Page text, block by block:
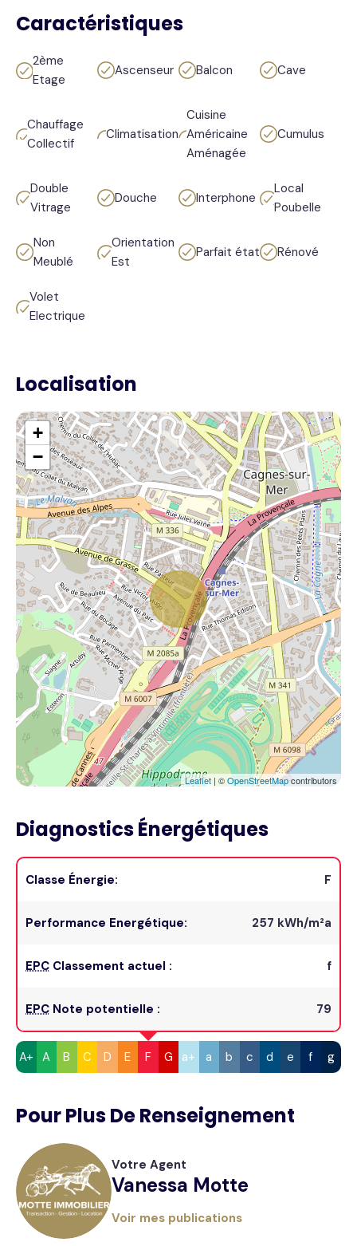
Caractéristiques
2ème
Etage
Ascenseur Balcon Cave
Chauffage
Collectif
Climatisation
Cuisine
Américaine
Aménagée
Cumulus
Double
Vitrage
Douche Interphone
Local
Poubelle
Non
Meublé
Orientation
Est
Parfait état Rénové
Volet
Electrique
Localisation
+
−
Leaflet | ©OpenStreetMapcontributors
Diagnostics Énergétiques
Classe Énergie: F
Performance Energétique: 257 kWh/m²a
EPC Classement actuel : f
EPC Note potentielle : 79
A+ A B C D E F G a+ a b c d e f g
Pour Plus De Renseignement
Votre Agent
Vanessa Motte
Voir mes publications